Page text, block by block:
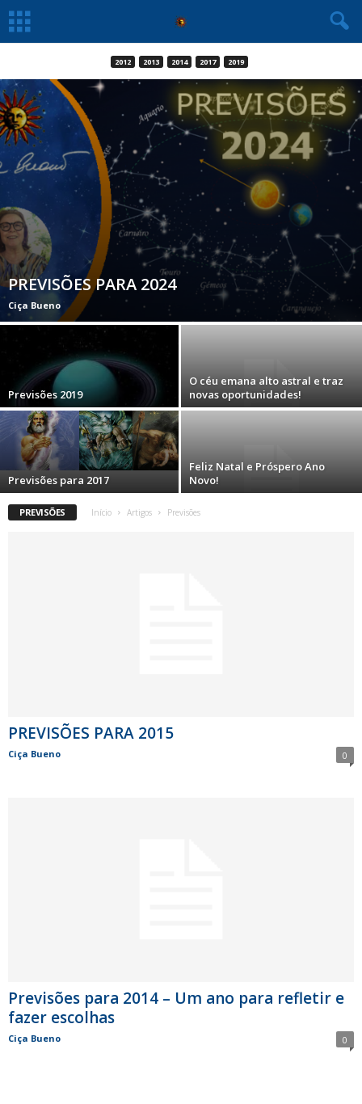
2012 2013 2014 2017 2019
PREVISÕES PARA 2024
Ciça Bueno
Previsões 2019
O céu emana alto astral e traz
novas oportunidades!
Previsões para 2017
Feliz Natal e Próspero Ano
Novo!
PREVISÕES Início Artigos Previsões
PREVISÕES PARA 2015
Ciça Bueno 0
Previsões para 2014 – Um ano para refletir e
fazer escolhas
Ciça Bueno 0